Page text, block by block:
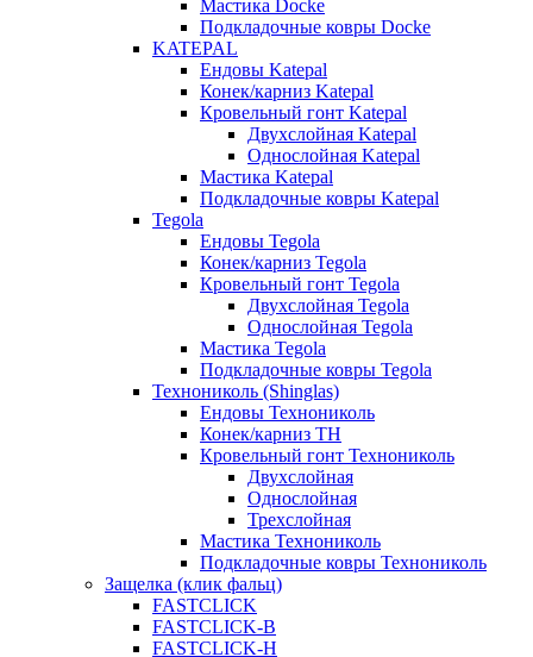
Мастика Docke
Подкладочные ковры Docke
KATEPAL
Ендовы Katepal
Конек/карниз Katepal
Кровельный гонт Katepal
Двухслойная Katepal
Однослойная Katepal
Мастика Katepal
Подкладочные ковры Katepal
Tegola
Ендовы Tegola
Конек/карниз Tegola
Кровельный гонт Tegola
Двухслойная Tegola
Однослойная Tegola
Мастика Tegola
Подкладочные ковры Tegola
Технониколь (Shinglas)
Ендовы Технониколь
Конек/карниз ТН
Кровельный гонт Технониколь
Двухслойная
Однослойная
Трехслойная
Мастика Технониколь
Подкладочные ковры Технониколь
Защелка (клик фальц)
FASTCLICK
FASTCLICK-B
FASTCLICK-H